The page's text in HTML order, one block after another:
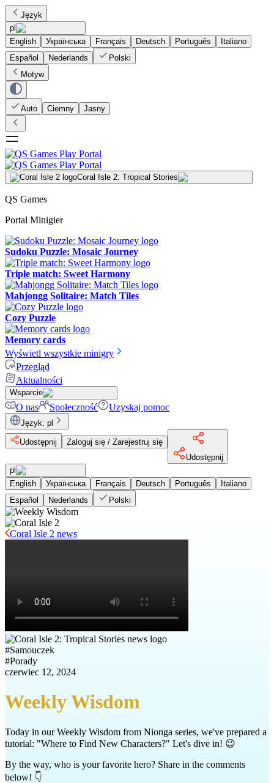
Język
pl
English
Українська Français Deutsch Português
Italiano
Español
Nederlands
Polski
Motyw
Auto Ciemny Jasny
Coral Isle 2: Tropical Stories
QS Games
Portal Minigier
Sudoku Puzzle: Mosaic Journey
Triple match: Sweet Harmony
Mahjongg Solitaire: Match Tiles
Cozy Puzzle
Memory cards
Wyświetl wszystkie minigry
Przegląd
Aktualności
Wsparcie
O nas Społeczność Uzyskaj pomoc
Język: pl
Udostępnij
Zaloguj się / Zarejestruj się
Udostępnij
pl
English
Українська Français Deutsch Português
Italiano
Español
Nederlands Polski
Coral Isle 2 news
#Samouczek
#Porady
czerwiec 12, 2024
Weekly Wisdom
Today in our Weekly Wisdom from Nionga series, we've prepared a
tutorial: "Where to Find New Characters?" Let's dive in! 😉
By the way, who is your favorite hero? Share in the comments
below! 👇